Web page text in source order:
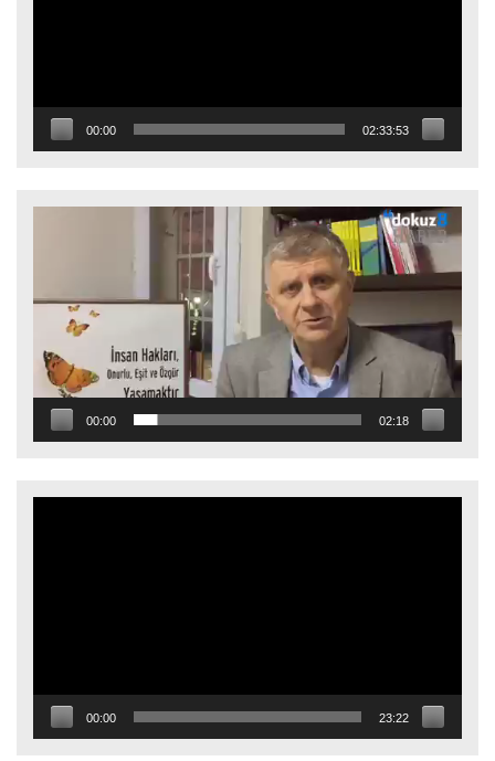
00:00 02:33:53
00:00 02:18
00:00 23:22